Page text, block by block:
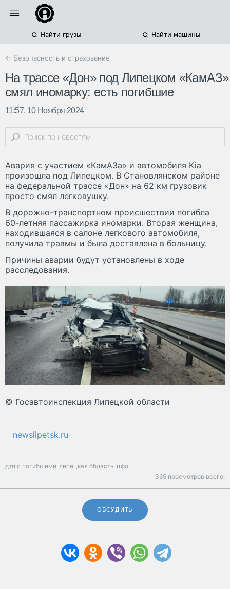
Найти грузы Найти машины
← Безопасность и страхование
На трассе «Дон» под Липецком «КамАЗ»
смял иномарку: есть погибшие
11:57, 10 Ноября 2024
Авария с участием «КамАЗа» и автомобиля Kia
произошла под Липецком. В Становлянском районе
на федеральной трассе «Дон» на 62 км грузовик
просто смял легковушку.
В дорожно-транспортном происшествии погибла
60-летняя пассажирка иномарки. Вторая женщина,
находившаяся в салоне легкового автомобиля,
получила травмы и была доставлена в больницу.
Причины аварии будут установлены в ходе
расследования.
© Госавтоинспекция Липецкой области
newslipetsk.ru
дтп с погибшими липецкая область цфо
365 просмотров всего.
ОБСУДИТЬ